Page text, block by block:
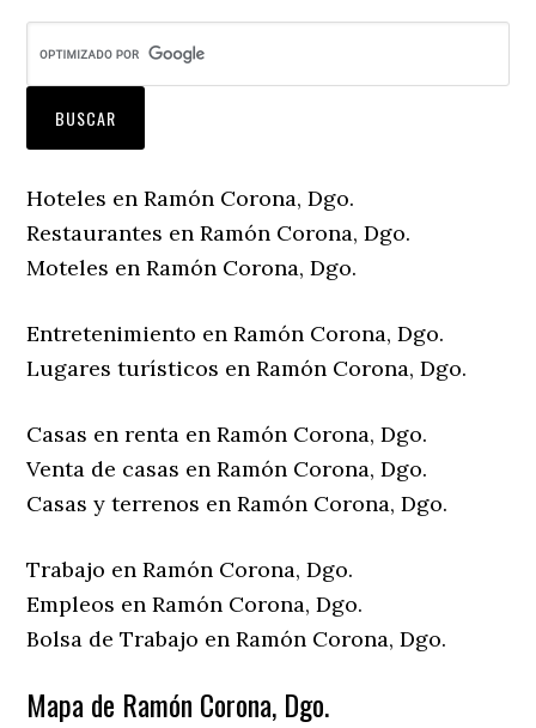
Hoteles en Ramón Corona, Dgo.
Restaurantes en Ramón Corona, Dgo.
Moteles en Ramón Corona, Dgo.
Entretenimiento en Ramón Corona, Dgo.
Lugares turísticos en Ramón Corona, Dgo.
Casas en renta en Ramón Corona, Dgo.
Venta de casas en Ramón Corona, Dgo.
Casas y terrenos en Ramón Corona, Dgo.
Trabajo en Ramón Corona, Dgo.
Empleos en Ramón Corona, Dgo.
Bolsa de Trabajo en Ramón Corona, Dgo.
Mapa de Ramón Corona, Dgo.